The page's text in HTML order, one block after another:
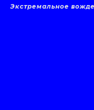
Экстремальное